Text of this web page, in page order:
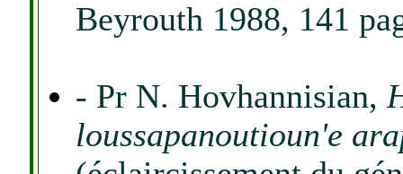
Beyrouth 1988, 141
- Pr N. Hovhannisian,
loussapanoutioun'e